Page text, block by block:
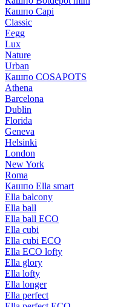
Кашпо Capi
Classic
Eegg
Lux
Nature
Urban
Кашпо COSAPOTS
Athena
Barcelona
Dublin
Florida
Geneva
Helsinki
London
New York
Roma
Кашпо Ella smart
Ella balcony
Ella ball
Ella ball ECO
Ella cubi
Ella cubi ECO
Ella ECO lofty
Ella glory
Ella lofty
Ella longer
Ella perfect